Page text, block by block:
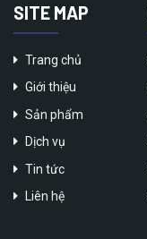
SITE MAP
Trang chủ
Giới thiệu
Sản phẩm
Dịch vụ
Tin tức
Liên hệ